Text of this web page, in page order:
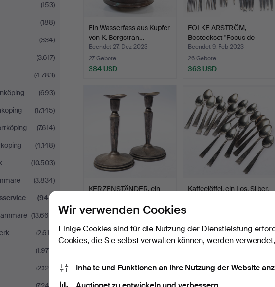
(153)
(188)
(334)
(3.617)
(4.783)
(693)
(17.145)
(7.614)
(4.148)
(10.503)
(3.834)
(948)
(13.666)
(2.613)
(1.976)
(2.128)
Ein Wasserfass aus Kupfer
von K. Bergstran…
Beendet 27. Dez 2023
27 Gebote
384 USD
FOLKE ARSTRÖM,
Besteckset "Focus de
Luxe/F…
Beendet 9. Feb 2023
26 Gebote
363 USD
KERZENSTÄNDER, ein
Beendet 13. Feb 2026
190 USD
Kaffeelöffel, ein Los, Silber,
473 USD
Wir verwenden Cookies
Einige Cookies sind für die Nutzung der Dienstleistung
Cookies, die Sie selbst verwalten können, werden
Inhalte und Funktionen an Ihre Nutzung der Website